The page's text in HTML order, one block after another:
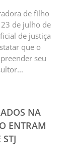
de filho
de julho de
de justiça
que o
seu
NA
ENTRAM